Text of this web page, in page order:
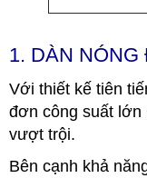
1. DÀN
Với thiết kế tiên
đơn công suất lớn
vượt trội.
Bên cạnh khả